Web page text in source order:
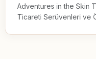
Adventures in the Skin
Ticareti Serüvenleri ve